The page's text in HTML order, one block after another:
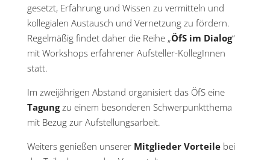
gesetzt, Erfahrung und Wissen zu vermitteln und
kollegialen Austausch und Vernetzung zu fördern.
Regelmäßig findet daher die Reihe „ÖfS im Dialog“
mit Workshops erfahrener Aufsteller-KollegInnen
statt.
Im zweijährigen Abstand organisiert das ÖfS eine
Tagungzu einem besonderen Schwerpunktthema
mit Bezug zur Aufstellungsarbeit.
Weiters genießen unserer Mitglieder Vorteilebei